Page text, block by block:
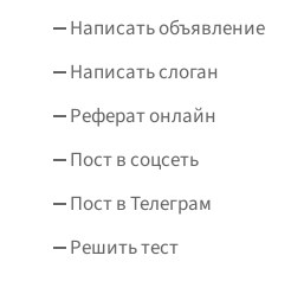
Написать объявление
Написать слоган
Реферат онлайн
Пост в соцсеть
Пост в Телеграм
Решить тест